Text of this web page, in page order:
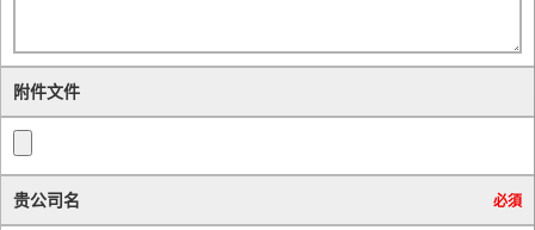
附件文件
贵公司名 必須